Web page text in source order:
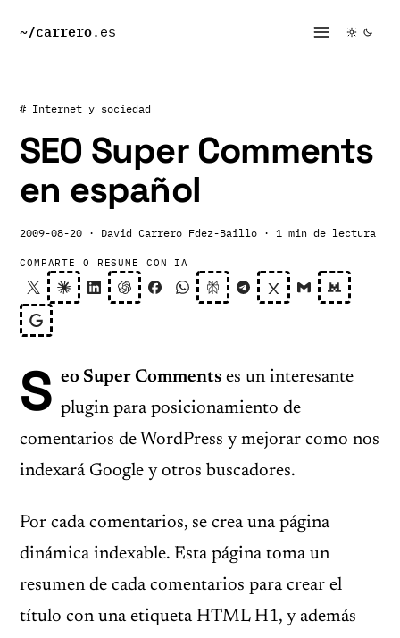
~/carrero.es
# Internet y sociedad
SEO Super Comments
en español
2009-08-20 · David Carrero Fdez-Baillo · 1 min de lectura
COMPARTE O RESUME CON IA
S eo Super Comments es un interesante
plugin para posicionamiento de
comentarios de WordPress y mejorar como nos
indexará Google y otros buscadores.
Por cada comentarios, se crea una página
dinámica indexable. Esta página toma un
resumen de cada comentarios para crear el
título con una etiqueta HTML H1, y además